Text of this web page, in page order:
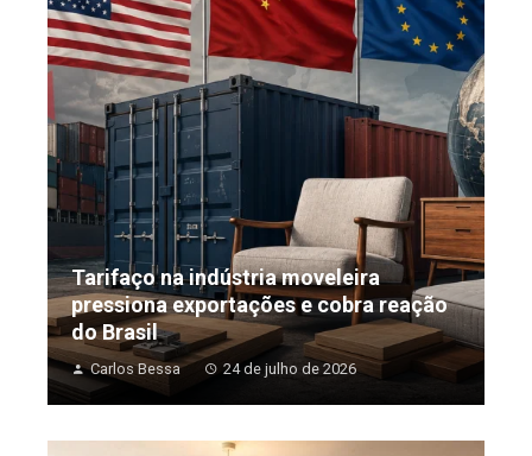
Tarifaço na indústria moveleira
pressiona exportações e cobra reação
do Brasil
Carlos Bessa 24 de julho de 2026